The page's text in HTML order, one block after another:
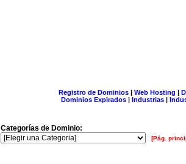
Registro de Dominios| Web Hosting |
Dominios Expirados | Industrias |
Categorías de Dominio:
[Pág.